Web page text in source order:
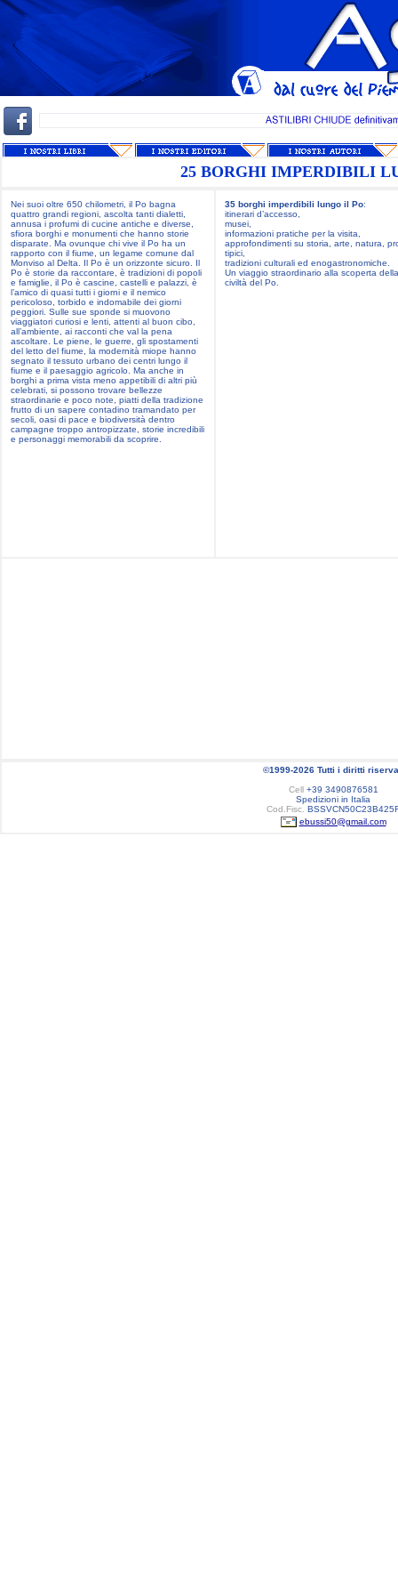
25 BORGHI IMPERDIBILI
Nei suoi oltre 650 chilometri, il Po bagna
quattro grandi regioni, ascolta tanti dialetti,
annusa i profumi di cucine antiche e diverse,
sfiora borghi e monumenti che hanno storie
disparate. Ma ovunque chi vive il Po ha un
rapporto con il fiume, un legame comune dal
Monviso al Delta. Il Po è un orizzonte sicuro. Il
Po è storie da raccontare, è tradizioni di popoli
e famiglie, il Po è cascine, castelli e palazzi, è
l’amico di quasi tutti i giorni e il nemico
pericoloso, torbido e indomabile dei giorni
peggiori. Sulle sue sponde si muovono
viaggiatori curiosi e lenti, attenti al buon cibo,
all’ambiente, ai racconti che val la pena
ascoltare. Le piene, le guerre, gli spostamenti
del letto del fiume, la modernità miope hanno
segnato il tessuto urbano dei centri lungo il
fiume e il paesaggio agricolo. Ma anche in
borghi a prima vista meno appetibili di altri più
celebrati, si possono trovare bellezze
straordinarie e poco note, piatti della tradizione
frutto di un sapere contadino tramandato per
secoli, oasi di pace e biodiversità dentro
campagne troppo antropizzate, storie incredibili
e personaggi memorabili da scoprire.
35 borghi imperdibili lungo il Po:
itinerari d’accesso,
musei,
informazioni pratiche per la visita,
approfondimenti su storia, arte, natura,
tipici,
tradizioni culturali ed enogastronomiche.
Un viaggio straordinario alla scoperta della
civiltà del Po.
©1999-2026 Tutti i diritti
Cell+39 3490876581
Spedizioni in Italia
Cod.Fisc.
ebussi50@gmail.com